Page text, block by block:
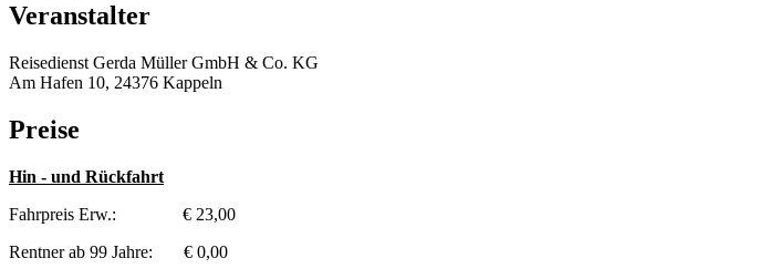
Veranstalter
Reisedienst Gerda Müller GmbH & Co. KG
Am Hafen 10, 24376 Kappeln
Preise
Hin - und Rückfahrt
Fahrpreis Erw.: € 23,00
Rentner ab 99 Jahre: € 0,00